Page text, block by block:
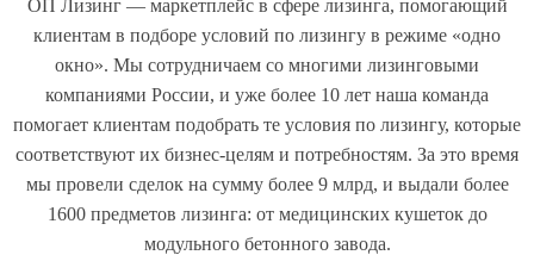
ОП Лизинг — маркетплейс в сфере лизинга, помогающий
клиентам в подборе условий по лизингу в режиме «одно
окно». Мы сотрудничаем со многими лизинговыми
компаниями России, и уже более 10 лет наша команда
помогает клиентам подобрать те условия по лизингу, которые
соответствуют их бизнес-целям и потребностям. За это время
мы провели сделок на сумму более 9 млрд, и выдали более
1600 предметов лизинга: от медицинских кушеток до
модульного бетонного завода.